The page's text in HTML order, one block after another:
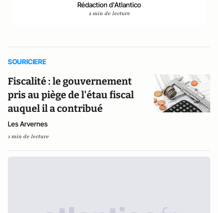
Rédaction d'Atlantico
2 min de lecture
SOURICIERE
Fiscalité : le gouvernement
pris au piège de l'étau fiscal
auquel il a contribué
Les Arvernes
1 min de lecture